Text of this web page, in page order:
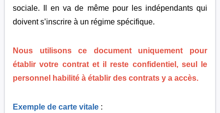
sociale. Il en va de même pour les indépendants qui
doivent s’inscrire à un régime spécifique.
Nous utilisons ce document uniquement pour
établir votre contrat et il reste confidentiel, seul le
personnel habilité à établir des contrats y a accès.
Exemple de carte vitale :